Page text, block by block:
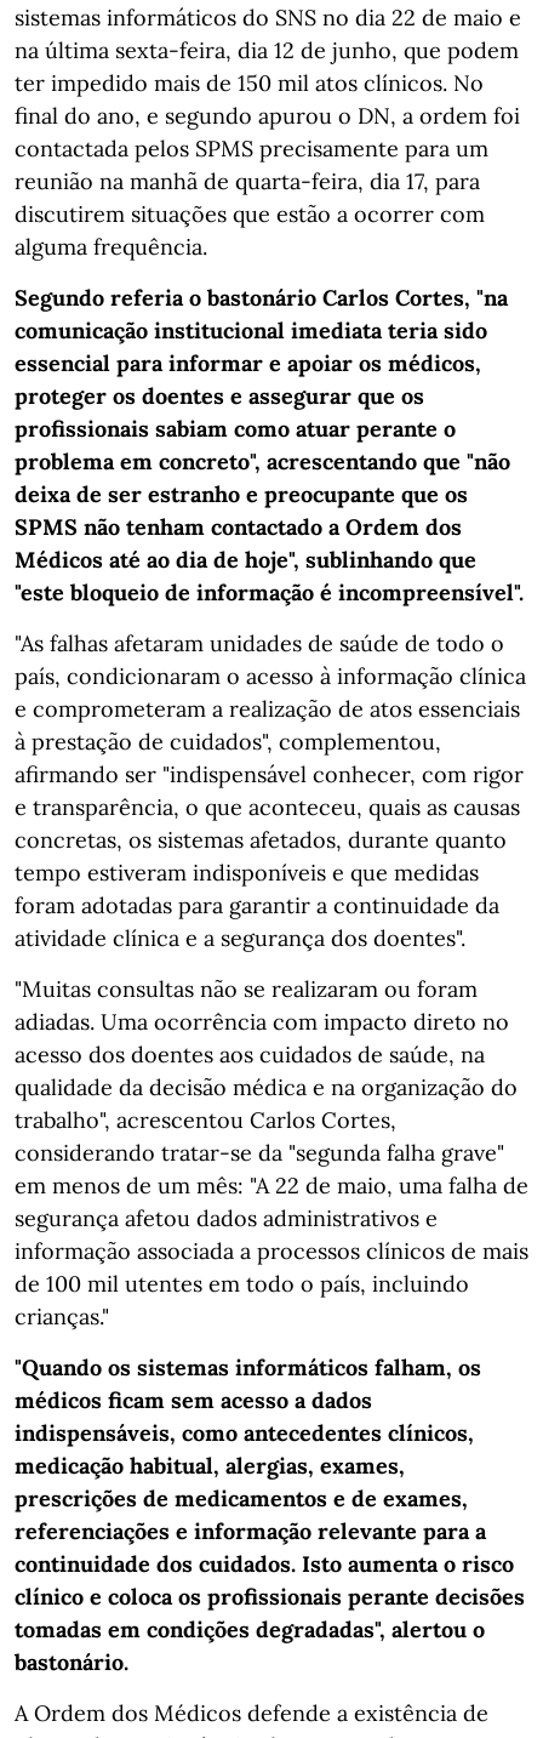
sistemas informáticos do SNS no dia 22 de maio e
na última sexta-feira, dia 12 de junho, que podem
ter impedido mais de 150 mil atos clínicos. No
final do ano, e segundo apurou o DN, a ordem foi
contactada pelos SPMS precisamente para um
reunião na manhã de quarta-feira, dia 17, para
discutirem situações que estão a ocorrer com
alguma frequência.
Segundo referia o bastonário Carlos Cortes, "na
comunicação institucional imediata teria sido
essencial para informar e apoiar os médicos,
proteger os doentes e assegurar que os
profissionais sabiam como atuar perante o
problema em concreto", acrescentando que "não
deixa de ser estranho e preocupante que os
SPMS não tenham contactado a Ordem dos
Médicos até ao dia de hoje", sublinhando que
"este bloqueio de informação é incompreensível".
"As falhas afetaram unidades de saúde de todo o
país, condicionaram o acesso à informação clínica
e comprometeram a realização de atos essenciais
à prestação de cuidados", complementou,
afirmando ser "indispensável conhecer, com rigor
e transparência, o que aconteceu, quais as causas
concretas, os sistemas afetados, durante quanto
tempo estiveram indisponíveis e que medidas
foram adotadas para garantir a continuidade da
atividade clínica e a segurança dos doentes".
"Muitas consultas não se realizaram ou foram
adiadas. Uma ocorrência com impacto direto no
acesso dos doentes aos cuidados de saúde, na
qualidade da decisão médica e na organização do
trabalho", acrescentou Carlos Cortes,
considerando tratar-se da "segunda falha grave"
em menos de um mês: "A 22 de maio, uma falha de
segurança afetou dados administrativos e
informação associada a processos clínicos de mais
de 100 mil utentes em todo o país, incluindo
crianças."
"Quando os sistemas informáticos falham, os
médicos ficam sem acesso a dados
indispensáveis, como antecedentes clínicos,
medicação habitual, alergias, exames,
prescrições de medicamentos e de exames,
referenciações e informação relevante para a
continuidade dos cuidados. Isto aumenta o risco
clínico e coloca os profissionais perante decisões
tomadas em condições degradadas", alertou o
bastonário.
A Ordem dos Médicos defende a existência de